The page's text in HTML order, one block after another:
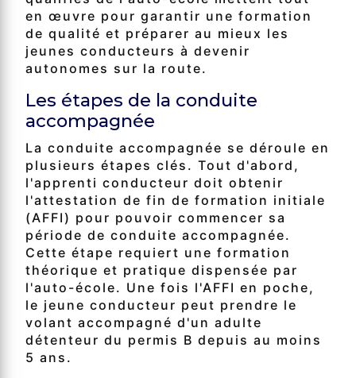
en œuvre pour garantir une formation
de qualité et préparer au mieux les
jeunes conducteurs à devenir
autonomes sur la route.
Les étapes de la conduite
accompagnée
La conduite accompagnée se déroule en
plusieurs étapes clés. Tout d'abord,
l'apprenti conducteur doit obtenir
l'attestation de fin de formation initiale
(AFFI) pour pouvoir commencer sa
période de conduite accompagnée.
Cette étape requiert une formation
théorique et pratique dispensée par
l'auto-école. Une fois l'AFFI en poche,
le jeune conducteur peut prendre le
volant accompagné d'un adulte
détenteur du permis B depuis au moins
5 ans.